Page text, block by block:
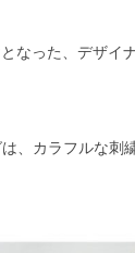
なった、デザイ
、カラフルな刺